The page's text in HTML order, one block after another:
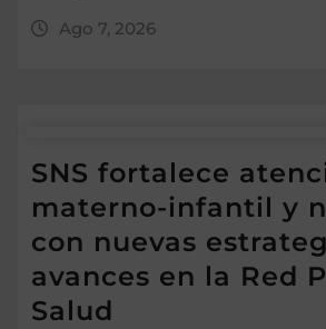
Ago 7, 2026
SNS fortalece
materno-infantil y
con nuevas
avances en la Red
Salud